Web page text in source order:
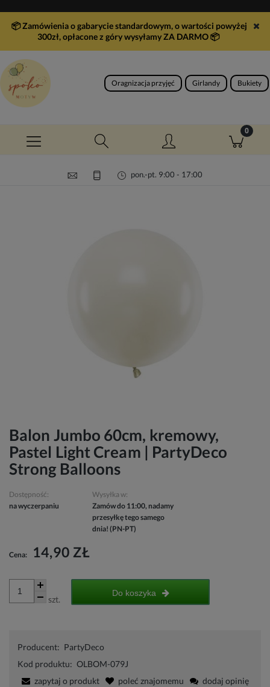
📦 Zamówienia o gabarycie standardowym, o wartości powyżej
300zł, opłacone z góry wysyłamy ZA DARMO📦
Oragnizacja przyjęć Girlandy Bukiety
pon.-pt. 9:00 - 17:00
Balon Jumbo 60cm, kremowy,
Pastel Light Cream | PartyDeco
Strong Balloons
Dostępność:
na wyczerpaniu
Wysyłka w:
Zamów do 11:00, nadamy
przesyłkę tego samego
dnia! (PN-PT)
Cena: 14,90 ZŁ
szt.
Do koszyka
Producent: PartyDeco
Kod produktu: OLBOM-079J
zapytaj o produkt
poleć znajomemu dodaj opinię